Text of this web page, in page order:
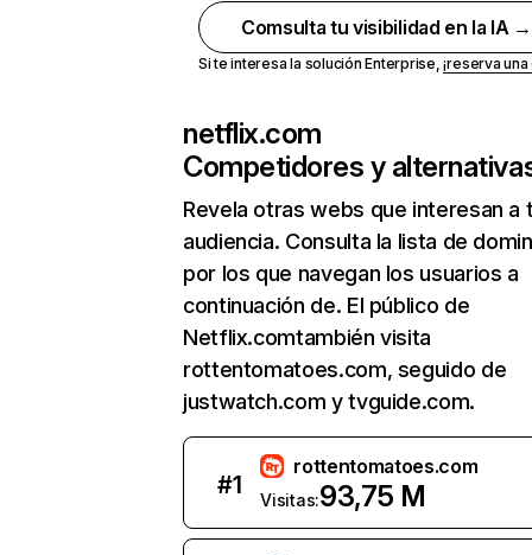
Comsulta tu visibilidad en la IA →
Si te interesa la solución Enterprise,¡reserva
netflix.com
Competidores y
Revela otras webs que interesan a
audiencia. Consulta la lista de
por los que navegan los usuarios a
continuación de. El público de
Netflix.comtambién visita
rottentomatoes.com, seguido de
justwatch.com y tvguide.com.
#1
rottentomatoes.com
Visitas:93,75 M